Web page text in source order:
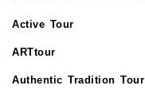
Active Tour
ARTtour
Authentic Tradition Tour